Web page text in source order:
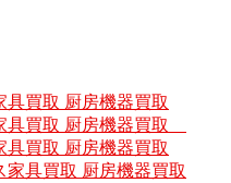
買取 厨房機器買取
具買取 厨房機器買取
買取 厨房機器買取
具買取 厨房機器買取